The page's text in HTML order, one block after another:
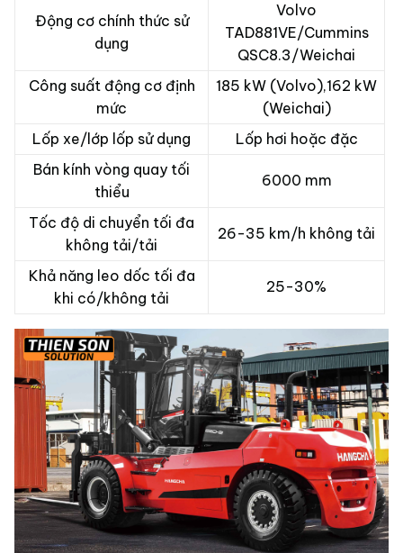
Động cơ chính thức sử
dụng
Volvo
TAD881VE/Cummins
QSC8.3/Weichai
Công suất động cơ định
mức
185 kW (Volvo),162 kW
(Weichai)
Lốp xe/lớp lốp sử dụng
Lốp hơi hoặc đặc
Bán kính vòng quay tối
thiểu
6000 mm
Tốc độ di chuyển tối đa
không tải/tải
26-35 km/h không tải
Khả năng leo dốc tối đa
khi có/không tải
25-30%